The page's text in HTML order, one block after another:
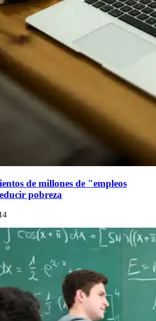
de millones de "empleos
pobreza